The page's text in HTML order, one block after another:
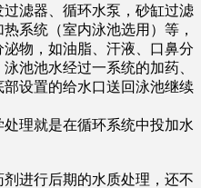
滤器、循环水泵，砂缸过滤
系统（室内泳池选用）等，
物，如油脂、汗液、口鼻分
池池水经过一系统的加药、
设置的给水口送回泳池继续
理就是在循环系统中投加水
进行后期的水质处理，还不